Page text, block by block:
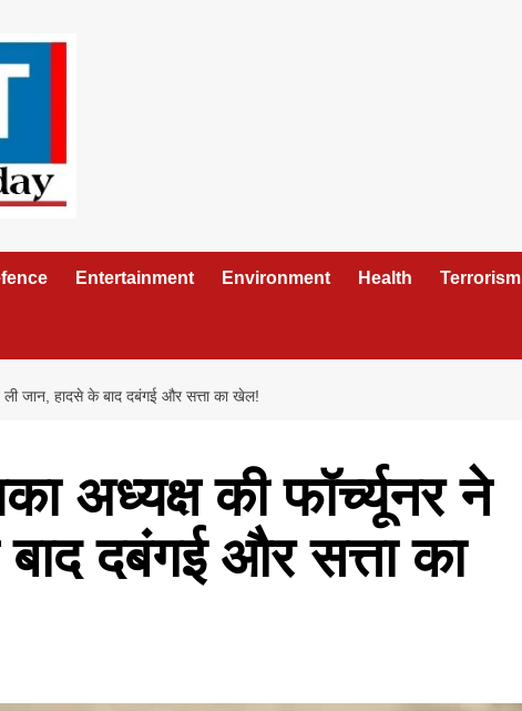
Entertainment Environment Health Terrorism
ली जान, हादसे के बाद दबंगई और सत्ता का खेल!
अध्यक्ष की फॉर्च्यूनर ने
दबंगई और सत्ता का